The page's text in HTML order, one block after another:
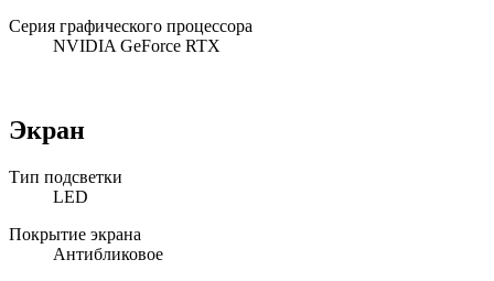
Серия графического процессора
NVIDIA GeForce RTX
Экран
Тип подсветки
LED
Покрытие экрана
Антибликовое